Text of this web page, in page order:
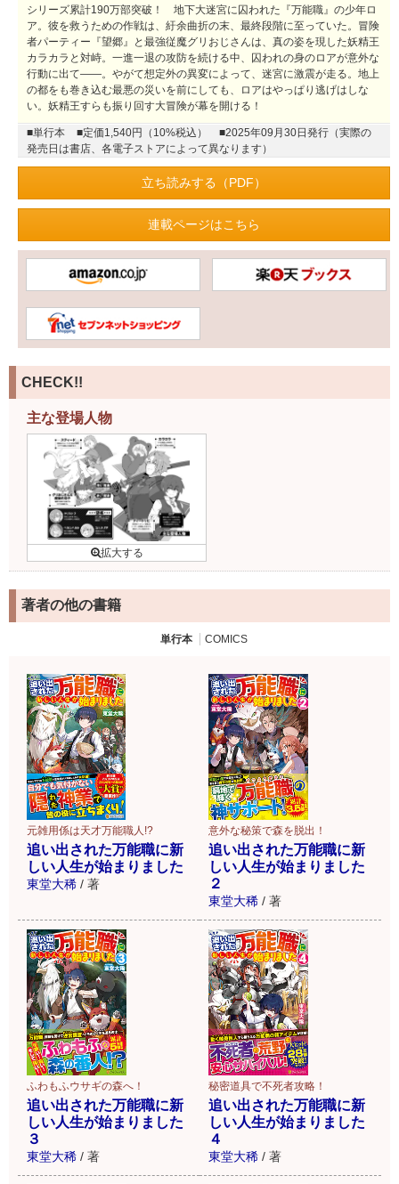
シリーズ累計190万部突破！ 地下大迷宮に囚われた『万能職』の少年ロ
ア。彼を救うための作戦は、紆余曲折の末、最終段階に至っていた。冒険
者パーティー『望郷』と最強従魔グリおじさんは、真の姿を現した妖精王
カラカラと対峙。一進一退の攻防を続ける中、囚われの身のロアが意外な
行動に出て――。やがて想定外の異変によって、迷宮に激震が走る。地上
の都をも巻き込む最悪の災いを前にしても、ロアはやっぱり逃げはしな
い。妖精王すらも振り回す大冒険が幕を開ける！
■単行本 ■定価1,540円（10%税込）
■2025年09月30日発行（実際の
発売日は書店、各電子ストアによって異なります）
立ち読みする（PDF）
連載ページはこちら
CHECK!!
主な登場人物
著者の他の書籍
単行本 COMICS
元雑用係は天才万能職人!?
追い出された万能職に新
しい人生が始まりました
東堂大稀 / 著
意外な秘策で森を脱出！
追い出された万能職に新
しい人生が始まりました
２
東堂大稀 / 著
ふわもふウサギの森へ！
追い出された万能職に新
しい人生が始まりました
３
東堂大稀 / 著
秘密道具で不死者攻略！
追い出された万能職に新
しい人生が始まりました
４
東堂大稀 / 著